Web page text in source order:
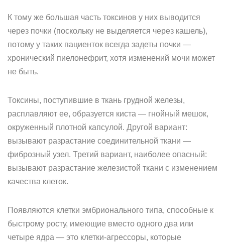
К тому же большая часть токсинов у них выводится
через почки (поскольку не выделяется через кашель),
потому у таких пациенток всегда задеты почки —
хронический пиелонефрит, хотя изменений мочи может
не быть.
Токсины, поступившие в ткань грудной железы,
расплавляют ее, образуется киста — гнойный мешок,
окруженный плотной капсулой. Другой вариант:
вызывают разрастание соединительной ткани —
фиброзный узел. Третий вариант, наиболее опасный:
вызывают разрастание железистой ткани с изменением
качества клеток.
Появляются клетки эмбрионального типа, способные к
быстрому росту, имеющие вместо одного два или
четыре ядра — это клетки-агрессоры, которые